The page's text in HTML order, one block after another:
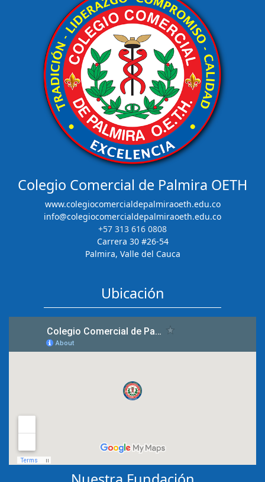
Colegio Comercial de Palmira OETH
www.colegiocomercialdepalmiraoeth.edu.co
info@colegiocomercialdepalmiraoeth.edu.co
+57 313 616 0808
Carrera 30 #26-54
Palmira, Valle del Cauca
Ubicación